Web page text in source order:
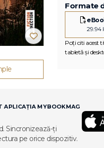
Formate
29.94
Poți citi acest
tabletă și
APLICAȚIA MYBOOKMAG
Sincronizează-ți
pe orice dispozitiv.